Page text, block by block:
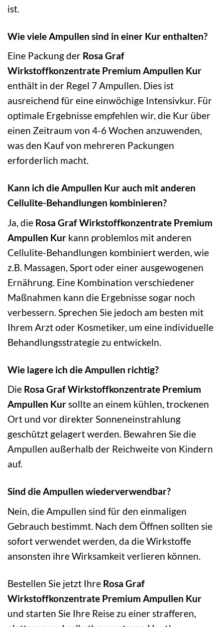
ist.
Wie viele Ampullen sind in einer Kur enthalten?
Eine Packung der Rosa Graf
Wirkstoffkonzentrate Premium Ampullen Kur
enthält in der Regel 7 Ampullen. Dies ist
ausreichend für eine einwöchige Intensivkur. Für
optimale Ergebnisse empfehlen wir, die Kur über
einen Zeitraum von 4-6 Wochen anzuwenden,
was den Kauf von mehreren Packungen
erforderlich macht.
Kann ich die Ampullen Kur auch mit anderen
Cellulite-Behandlungen kombinieren?
Ja, die Rosa Graf Wirkstoffkonzentrate Premium
Ampullen Kur kann problemlos mit anderen
Cellulite-Behandlungen kombiniert werden, wie
z.B. Massagen, Sport oder einer ausgewogenen
Ernährung. Eine Kombination verschiedener
Maßnahmen kann die Ergebnisse sogar noch
verbessern. Sprechen Sie jedoch am besten mit
Ihrem Arzt oder Kosmetiker, um eine individuelle
Behandlungsstrategie zu entwickeln.
Wie lagere ich die Ampullen richtig?
Die Rosa Graf Wirkstoffkonzentrate Premium
Ampullen Kursollte an einem kühlen, trockenen
Ort und vor direkter Sonneneinstrahlung
geschützt gelagert werden. Bewahren Sie die
Ampullen außerhalb der Reichweite von Kindern
auf.
Sind die Ampullen wiederverwendbar?
Nein, die Ampullen sind für den einmaligen
Gebrauch bestimmt. Nach dem Öffnen sollten sie
sofort verwendet werden, da die Wirkstoffe
ansonsten ihre Wirksamkeit verlieren können.
Bestellen Sie jetzt Ihre Rosa Graf
Wirkstoffkonzentrate Premium Ampullen Kur
und starten Sie Ihre Reise zu einer strafferen,